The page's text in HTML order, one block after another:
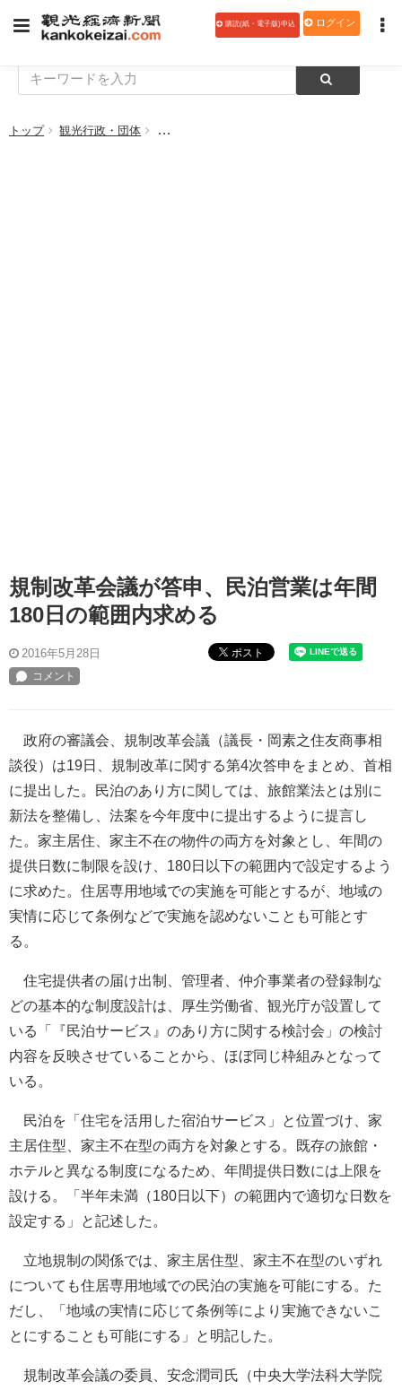
購読(紙・電子版)申込 ログイン
トップ 観光行政・団体 規制改革会議が答申、民泊営業は年間180日の
規制改革会議が答申、民泊営業は年間
180日の範囲内求める
2016年5月28日 ポスト
政府の審議会、規制改革会議（議長・岡素之住友商事相
談役）は19日、規制改革に関する第4次答申をまとめ、首相
に提出した。民泊のあり方に関しては、旅館業法とは別に
新法を整備し、法案を今年度中に提出するように提言し
た。家主居住、家主不在の物件の両方を対象とし、年間の
提供日数に制限を設け、180日以下の範囲内で設定するよう
に求めた。住居専用地域での実施を可能とするが、地域の
実情に応じて条例などで実施を認めないことも可能とす
る。
住宅提供者の届け出制、管理者、仲介事業者の登録制な
どの基本的な制度設計は、厚生労働省、観光庁が設置して
いる「『民泊サービス』のあり方に関する検討会」の検討
内容を反映させていることから、ほぼ同じ枠組みとなって
いる。
民泊を「住宅を活用した宿泊サービス」と位置づけ、家
主居住型、家主不在型の両方を対象とする。既存の旅館・
ホテルと異なる制度になるため、年間提供日数には上限を
設ける。「半年未満（180日以下）の範囲内で適切な日数を
設定する」と記述した。
立地規制の関係では、家主居住型、家主不在型のいずれ
についても住居専用地域での民泊の実施を可能にする。た
だし、「地域の実情に応じて条例等により実施できないこ
とにすることも可能にする」と明記した。
規制改革会議の委員、安念潤司氏（中央大学法科大学院